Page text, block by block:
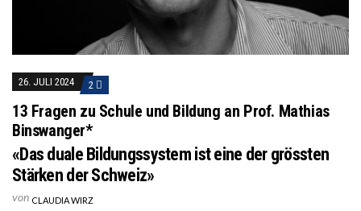
26. JULI 2024 2
13 Fragen zu Schule und Bildung an Prof. Mathias
Binswanger*
«Das duale Bildungssystem ist eine der grössten
Stärken der Schweiz»
von CLAUDIA WIRZ